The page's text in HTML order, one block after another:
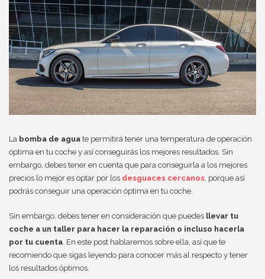
La bomba de agua te permitirá tener una temperatura de operación
óptima en tu coche y así conseguirás los mejores resultados. Sin
embargo, debes tener en cuenta que para conseguirla a los mejores
precios lo mejor es optar por los desguaces cercanos, porque así
podrás conseguir una operación óptima en tu coche.
Sin embargo, debes tener en consideración que puedes llevar tu
coche a un taller para hacer la reparación o incluso hacerla
por tu cuenta . En este post hablaremos sobre ella, así que te
recomiendo que sigas leyendo para conocer más al respecto y tener
los resultados óptimos.